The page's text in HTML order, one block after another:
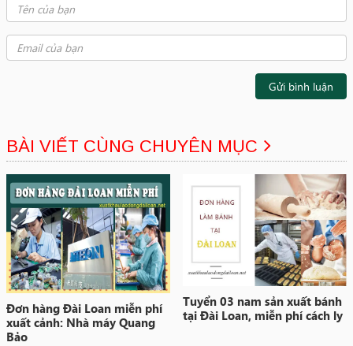
Gửi bình luận
BÀI VIẾT CÙNG CHUYÊN MỤC
Đơn hàng Đài Loan miễn phí
xuất cảnh: Nhà máy Quang
Bảo
Tuyển 03 nam sản xuất bánh
tại Đài Loan, miễn phí cách ly